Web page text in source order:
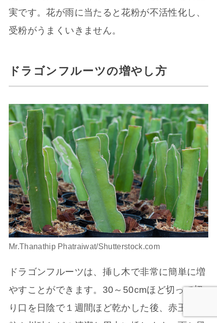
実です。花が雨に当たると花粉が不活性化し、
受粉がうまくいきません。
ドラゴンフルーツの増やし方
Mr.Thanathip Phatraiwat/Shutterstock.com
ドラゴンフルーツは、挿し木で非常に簡単に増
やすことができます。30～50cmほど切って切
り口を日陰で１週間ほど乾かした後、赤玉土小